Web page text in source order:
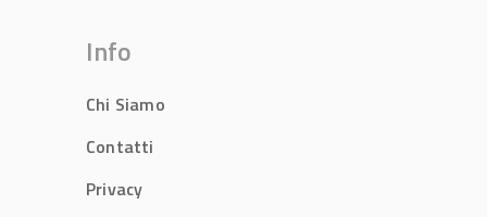
Info
Chi Siamo
Contatti
Privacy